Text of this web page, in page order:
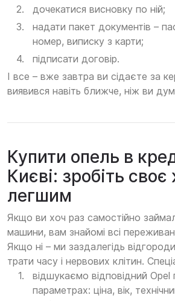
дочекатися висновку по ній;
надати пакет документів –
номер, виписку з карти;
підписати договір.
І все – вже завтра ви сідаєте за
виявився навіть ближче, ніж ви
Купити опель в
Києві: зробіть
легшим
Якщо ви хоч раз самостійно
машини, вам знайомі всі
Якщо ні – ми заздалегідь
трати часу і нервових клітин.
відшукаємо відповідний Opel
параметрах: ціна, вік,